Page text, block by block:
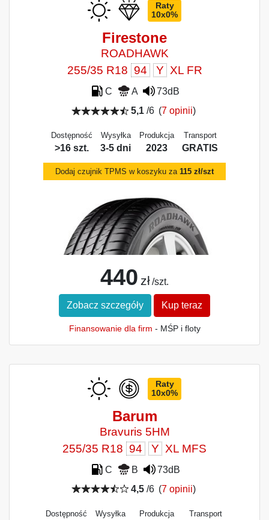
Raty
10x0%
Firestone
ROADHAWK
255/35 R18 94 Y XL FR
C A
73dB
5,1 /6 (7 opinii)
Dostępność
>16 szt.
Wysyłka
3-5 dni
Produkcja
2023
Transport
GRATIS
Dodaj czujnik TPMS w koszyku za 115 zł/szt
440 zł /szt.
Zobacz szczegóły Kup teraz
Finansowanie dla firm - MŚP i floty
Raty
10x0%
Barum
Bravuris 5HM
255/35 R18 94 Y XL MFS
C B
73dB
4,5 /6 (7 opinii)
Dostępność Wysyłka Produkcja Transport